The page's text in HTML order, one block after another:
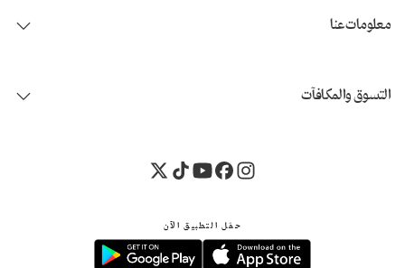
معلومات عنا
التسوق والمكافآت
حمّل التطبيق الآن